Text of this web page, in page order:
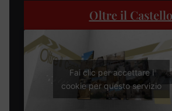
Oltre il Castello
Fai clic per accettare i
cookie per questo servizio